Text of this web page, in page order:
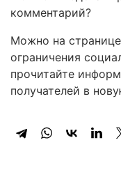
комментарий?
Можно на
ограничения
прочитайте
получателей в